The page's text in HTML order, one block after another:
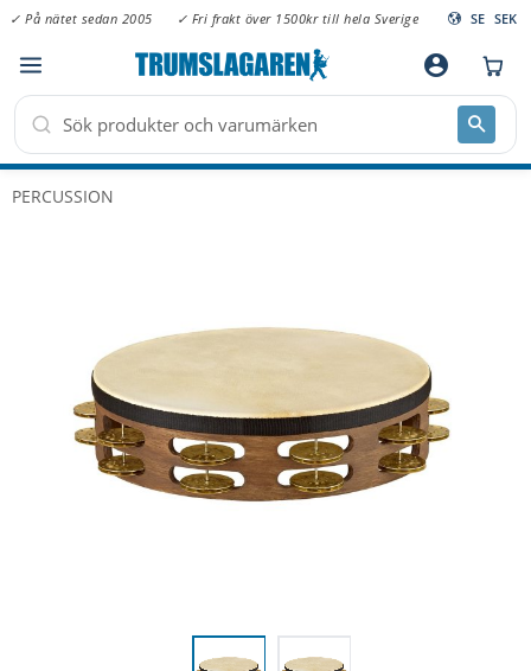
Meny
✓ På nätet sedan 2005 ✓ Fri frakt över 1500kr till hela Sverige SE SEK
account_circle
PERCUSSION